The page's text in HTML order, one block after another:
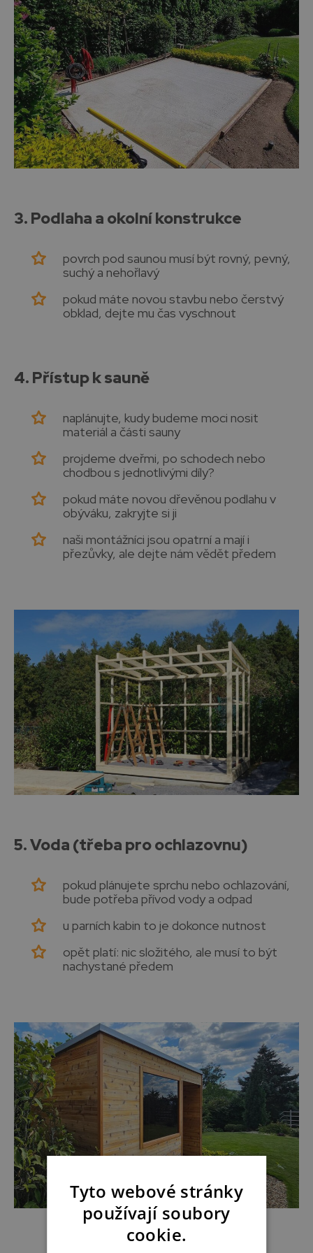
3. Podlaha a okolní konstrukce
povrch pod saunou musí být rovný, pevný,
suchý a nehořlavý
pokud máte novou stavbu nebo čerstvý
obklad, dejte mu čas vyschnout
4. Přístup k sauně
naplánujte, kudy budeme moci nosit
materiál a části sauny
projdeme dveřmi, po schodech nebo
chodbou s jednotlivými díly?
pokud máte novou dřevěnou podlahu v
obýváku, zakryjte si ji
naši montážníci jsou opatrní a mají i
přezůvky, ale dejte nám vědět předem
5. Voda (třeba pro ochlazovnu)
pokud plánujete sprchu nebo ochlazování,
bude potřeba přívod vody a odpad
u parních kabin to je dokonce nutnost
opět platí: nic složitého, ale musí to být
nachystané předem
Tyto webové stránky
používají soubory
cookie.